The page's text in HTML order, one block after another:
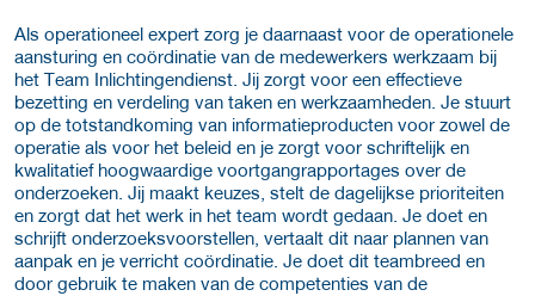
Als operationeel expert zorg je daarnaast voor de operationele
aansturing en coördinatie van de medewerkers werkzaam bij
het Team Inlichtingendienst. Jij zorgt voor een effectieve
bezetting en verdeling van taken en werkzaamheden. Je stuurt
op de totstandkoming van informatieproducten voor zowel de
operatie als voor het beleid en je zorgt voor schriftelijk en
kwalitatief hoogwaardige voortgangrapportages over de
onderzoeken. Jij maakt keuzes, stelt de dagelijkse prioriteiten
en zorgt dat het werk in het team wordt gedaan. Je doet en
schrijft onderzoeksvoorstellen, vertaalt dit naar plannen van
aanpak en je verricht coördinatie. Je doet dit teambreed en
door gebruik te maken van de competenties van de